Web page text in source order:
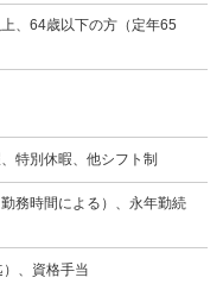
、64歳以下の方（定年65
特別休暇、他シフト制
務時間による）、永年勤続
、資格手当